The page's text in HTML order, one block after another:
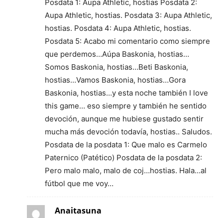
Posdata 1: Aupa Athletic, hostias Posdata 2:
Aupa Athletic, hostias. Posdata 3: Aupa Athletic,
hostias. Posdata 4: Aupa Athletic, hostias.
Posdata 5: Acabo mi comentario como siempre
que perdemos…Aúpa Baskonia, hostias…
Somos Baskonia, hostias…Beti Baskonia,
hostias…Vamos Baskonia, hostias…Gora
Baskonia, hostias…y esta noche también I love
this game… eso siempre y también he sentido
devoción, aunque me hubiese gustado sentir
mucha más devoción todavía, hostias.. Saludos.
Posdata de la posdata 1: Que malo es Carmelo
Paternico (Patético) Posdata de la posdata 2:
Pero malo malo, malo de coj…hostias. Hala…al
fútbol que me voy…
Anaitasuna